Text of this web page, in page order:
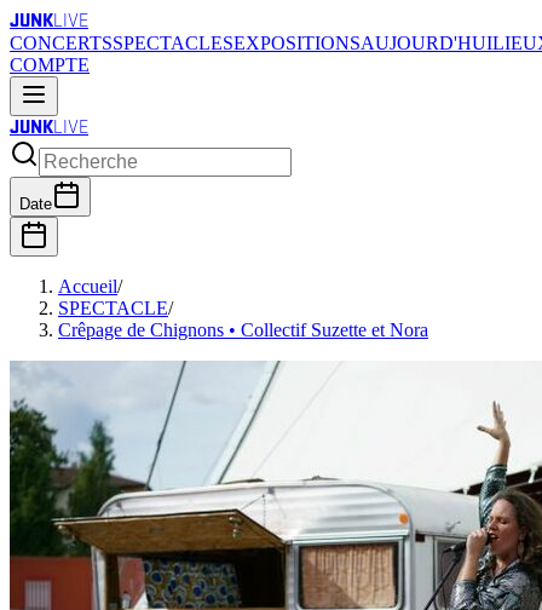
JUNKLIVE
CONCERTSSPECTACLESEXPOSITIONSAUJOURD'HUI
COMPTE
JUNKLIVE
Date
Accueil/
SPECTACLE/
Crêpage de Chignons • Collectif Suzette et Nora